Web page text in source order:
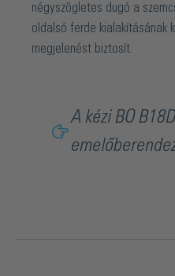
négyszögletes dugó a
oldalsó ferde kialakításának
megjelenést biztosít.
A kézi BO